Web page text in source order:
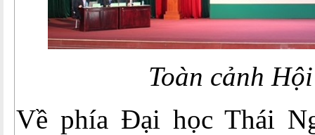
Toàn cảnh
Về phía Đại học Thái